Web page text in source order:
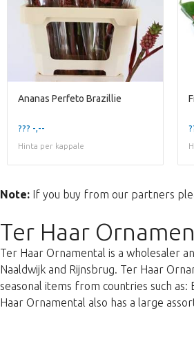
Ananas Perfeto Brazillie
??? -,--
Hinta per kappale
Note: If you buy from our partners
Ter Haar
Ter Haar Ornamental is a wholesaler
Naaldwijk and Rijnsbrug. Ter Haar
seasonal items from countries such as:
Haar Ornamental also has a large